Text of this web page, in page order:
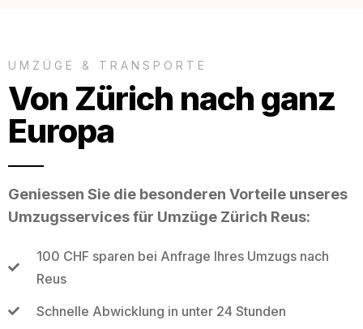
UMZÜGE & TRANSPORTE
Von Zürich nach ganz
Europa
Geniessen Sie die besonderen Vorteile unseres
Umzugsservices für Umzüge Zürich Reus:
100 CHF sparen bei Anfrage Ihres Umzugs nach
Reus
Schnelle Abwicklung in unter 24 Stunden